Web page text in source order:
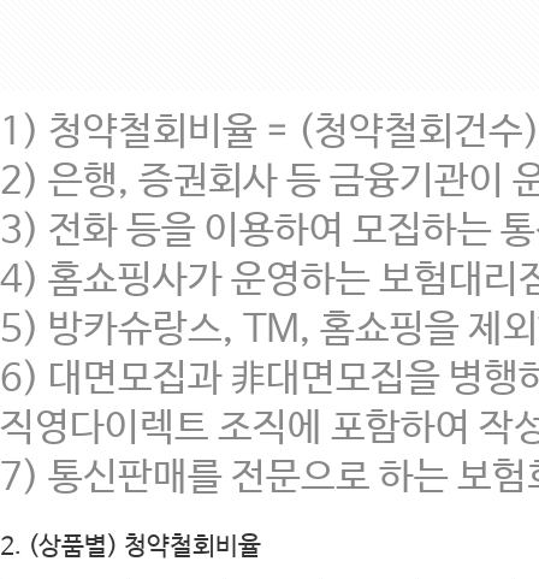
1) 청약철회비율 = (청약철회건
2) 은행, 증권회사 등 금융기관이
3) 전화 등을 이용하여 모집하는
4) 홈쇼핑사가 운영하는 보험대리
5) 방카슈랑스, TM, 홈쇼핑을 제
6) 대면모집과 非대면모집을 병행
직영다이렉트 조직에 포함하여 작
7) 통신판매를 전문으로 하는 보
2. (상품별) 청약철회비율